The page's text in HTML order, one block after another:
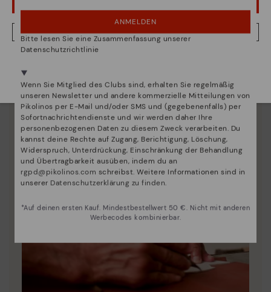
NEIN, ICH MÖCHTE DIE WEBSITE VON DEUTSCHLAND BESUCHEN
ANMELDEN
Bitte lesen Sie eine Zusammenfassung unserer
Datenschutzrichtlinie
Wenn Sie Mitglied des Clubs sind, erhalten Sie regelmäßig
unseren Newsletter und andere kommerzielle Mitteilungen von
Pikolinos per E-Mail und/oder SMS und (gegebenenfalls) per
Sofortnachrichtendienste und wir werden daher Ihre
personenbezogenen Daten zu diesem Zweck verarbeiten. Du
kannst deine Rechte auf Zugang, Berichtigung, Löschung,
Widerspruch, Unterdrückung, Einschränkung der Behandlung
und Übertragbarkeit ausüben, indem du an
rgpd@pikolinos.com schreibst. Weitere Informationen sind in
unserer Datenschutzerklärung zu finden.
*Auf deinen ersten Kauf. Mindestbestellwert 50 €. Nicht mit anderen
Werbecodes kombinierbar.